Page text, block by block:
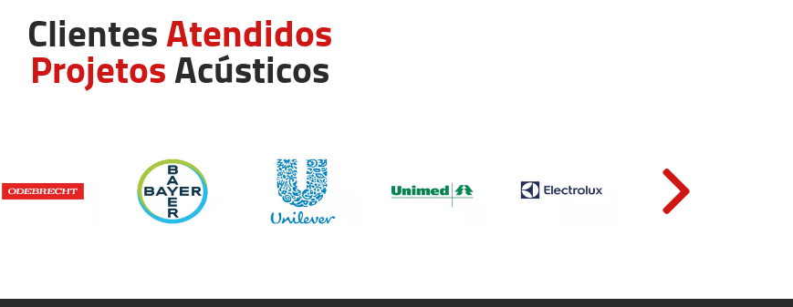
ClientesAtendidos
ProjetosAcústicos